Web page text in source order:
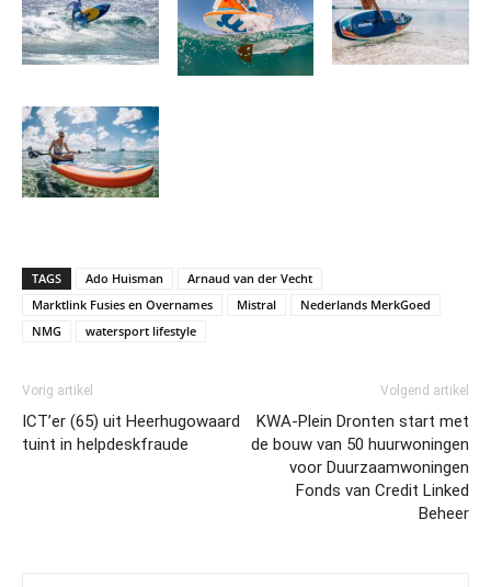
TAGS Ado Huisman
Arnaud van der Vecht
Marktlink Fusies en Overnames
Mistral
Nederlands MerkGoed
NMG
watersport lifestyle
Vorig artikel
ICT’er (65) uit Heerhugowaard
tuint in helpdeskfraude
Volgend artikel
KWA-Plein Dronten start met
de bouw van 50 huurwoningen
voor Duurzaamwoningen
Fonds van Credit Linked
Beheer